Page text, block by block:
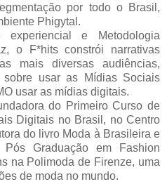
por todo o Brasil,
Phigytal.
experiencial e Metodologia
o F*hits constrói narrativas
mais diversas audiências,
usar as Mídias Sociais
usar as mídias digitais.
do Primeiro Curso de
Digitais no Brasil, no Centro
do livro Moda à Brasileira e
Graduação em Fashion
na Polimoda de Firenze, uma
de moda no mundo.